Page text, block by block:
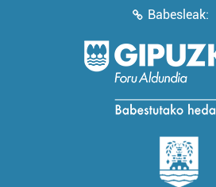
Babesleak: